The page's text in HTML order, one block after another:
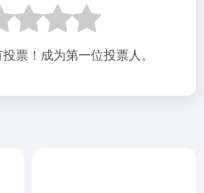
票！成为第一位投票人。